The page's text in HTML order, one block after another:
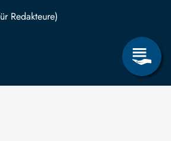
Login anmelden